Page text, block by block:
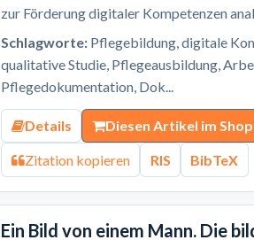
zur Förderung digitaler Kompetenzen
Schlagworte: Pflegebildung, digitale
qualitative Studie, Pflegeausbildung,
Pflegedokumentation, Dok...
Details Diesen Artikel im
Zitation kopieren RIS BibTeX
Ein Bild von einem Mann. Die